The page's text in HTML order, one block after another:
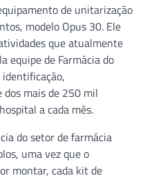
de unitarização
modelo Opus 30. Ele
que atualmente
equipe de Farmácia do
mais de 250 mil
a cada mês.
do setor de farmácia
uma vez que o
montar, cada kit de